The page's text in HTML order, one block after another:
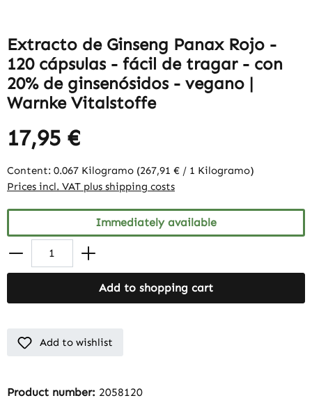
Extracto de Ginseng Panax Rojo -
120 cápsulas - fácil de tragar - con
20% de ginsenósidos - vegano |
Warnke Vitalstoffe
17,95 €
Content: 0.067 Kilogramo (267,91 € / 1 Kilogramo)
Prices incl. VAT plus shipping costs
Immediately available
Add to shopping cart
Add to wishlist
Product number: 2058120